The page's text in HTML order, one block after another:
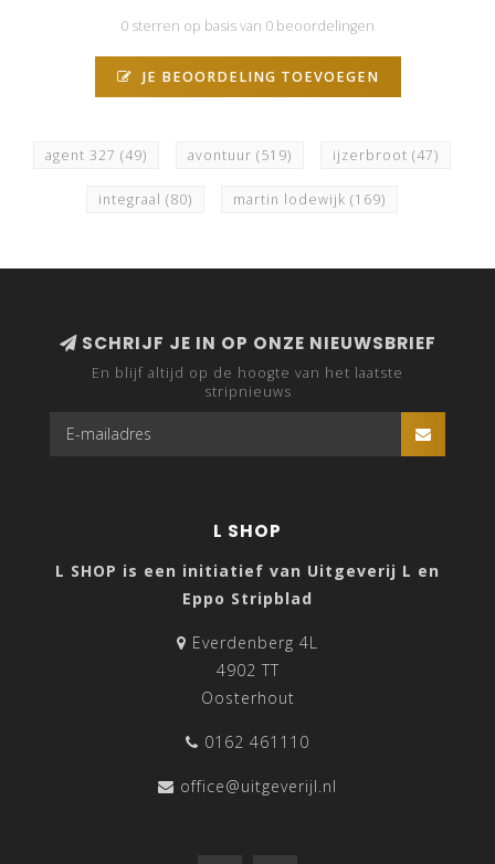
0 sterren op basis van 0 beoordelingen
JE BEOORDELING TOEVOEGEN
agent 327 (49) avontuur (519) ijzerbroot (47)
integraal (80) martin lodewijk (169)
SCHRIJF JE IN OP ONZE NIEUWSBRIEF
En blijf altijd op de hoogte van het laatste
stripnieuws
L SHOP
L SHOP is een initiatief van Uitgeverij L en
Eppo Stripblad
Everdenberg 4L
4902 TT
Oosterhout
0162 461110
office@uitgeverijl.nl